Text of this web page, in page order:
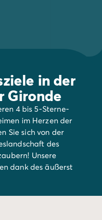
in der
Gironde
4 bis 5-Sterne-
im Herzen der
Sie sich von der
des
Unsere
dank des äußerst